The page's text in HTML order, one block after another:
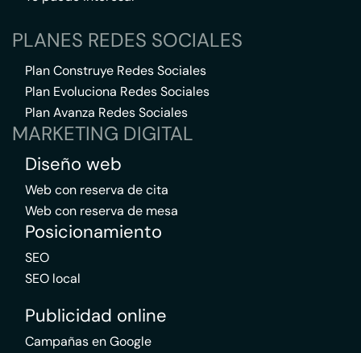
PLANES REDES SOCIALES
Plan Construye Redes Sociales
Plan Evoluciona Redes Sociales
Plan Avanza Redes Sociales
MARKETING DIGITAL
Diseño web
Web con reserva de cita
Web con reserva de mesa
Posicionamiento
SEO
SEO local
Publicidad online
Campañas en Google